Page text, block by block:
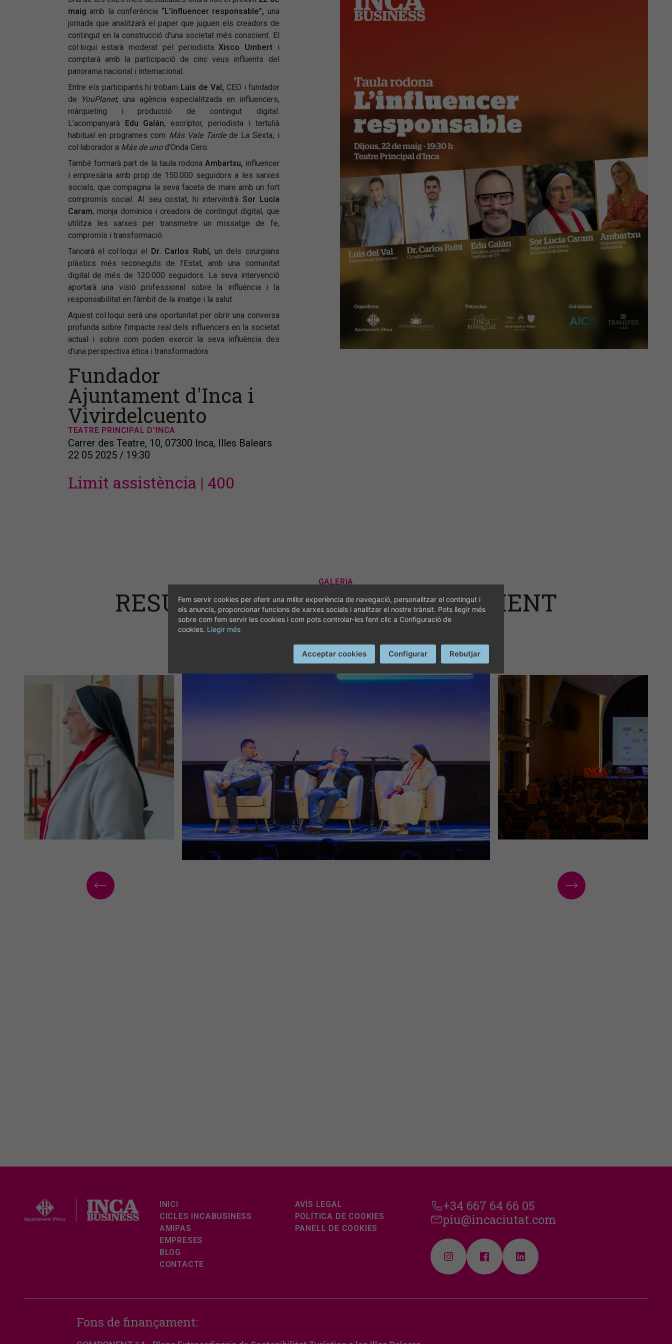
maig amb la conferència “L’influencer responsable”, una
jornada que analitzarà el paper que juguen els creadors de
contingut en la construcció d’una societat més conscient. El
col·loqui estarà moderat pel periodistaXisco Umberti
comptarà amb la participació de cinc veus influents del
panorama nacional i internacional.
Entre els participants hi trobam Luis de Val, CEO i fundador
de
YouPlanet, una agència especialitzada en influencers,
màrqueting i producció de contingut digital.
L’acompanyarà Edu Galán, escriptor, periodista i tertulià
habitual en programes com Más Vale Tardede La Sexta, i
col·laborador a Más de unod’Onda Cero.
També formarà part de la taula rodona Ambartxu, influencer
i empresària amb prop de 150.000 seguidors a les xarxes
socials, que compagina la seva faceta de mare amb un fort
compromís social. Al seu costat, hi intervindrà Sor Lucía
Caram, monja dominica i creadora de contingut digital, que
utilitza les xarxes per transmetre un missatge de fe,
compromís i transformació.
Tancarà el col·loqui el Dr. Carlos Rubí, un dels cirurgians
plàstics més reconeguts de l’Estat, amb una comunitat
digital de més de 120.000 seguidors. La seva intervenció
aportarà una visió professional sobre la influència i la
responsabilitat en l’àmbit de la imatge i la salut.
Aquest col·loqui serà una oportunitat per obrir una conversa
profunda sobre l’impacte real dels influencers en la societat
actual i sobre com poden exercir la seva influència des
d’una perspectiva ètica i transformadora.
Fundador
Ajuntament d'Inca i
Vivirdelcuento
TEATRE PRINCIPAL D'INCA
Carrer des Teatre, 10, 07300 Inca, Illes Balears
22 05 2025 / 19:30
Limit assistència | 400
GALERIA
RESUM DEL NOSTRE ESDEVENIMENT
INICI
CICLES INCABUSINESS
AMIPAS
EMPRESES
BLOG
CONTACTE
AVÍS LEGAL
POLÍTICA DE COOKIES
PANELL DE COOKIES
+34 667 64 66 05
piu@incaciutat.com
Fons de finançament:
Fem servir cookies per oferir una millor experiència de navegació, personalitzar el contingut i
els anuncis, proporcionar funcions de xarxes socials i analitzar el nostre trànsit. Pots llegir més
sobre com fem servir les cookies i com pots controlar-les fent clic a Configuració de
cookies. Llegir més
Acceptar cookies Configurar Rebutjar